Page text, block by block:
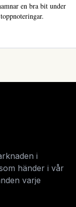
en bra bit under
i
händer i vår
varje